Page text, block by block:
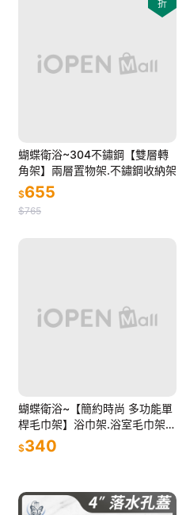
折
蝴蝶衛浴~304不鏽鋼【雙層轉
角架】兩層置物架.不鏽鋼收納架
$655
$765
蝴蝶衛浴~【簡約時尚 多功能單
桿毛巾架】浴巾架.浴室毛巾架.
毛巾桿.毛巾掛架.不銹鋼毛巾架.
浴室 置物架.置衣架.衛浴
$340